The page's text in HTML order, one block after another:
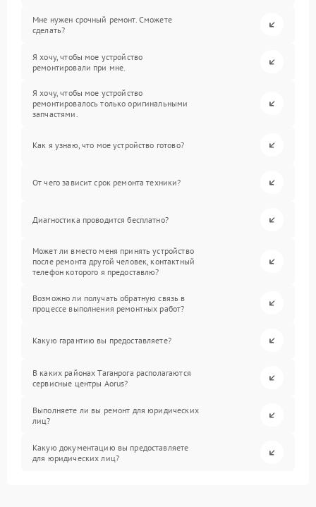
Мне нужен срочный ремонт. Сможете
сделать?
Я хочу, чтобы мое устройство
ремонтировали при мне.
Я хочу, чтобы мое устройство
ремонтировалось только оригинальными
запчастями.
Как я узнаю, что мое устройство готово?
От чего зависит срок ремонта техники?
Диагностика проводится бесплатно?
Может ли вместо меня принять устройство
после ремонта другой человек, контактный
телефон которого я предоставлю?
Возможно ли получать обратную связь в
процессе выполнения ремонтных работ?
Какую гарантию вы предоставляете?
В каких районах Таганрога располагаются
сервисные центры Aorus?
Выполняете ли вы ремонт для юридических
лиц?
Какую документацию вы предоставляете
для юридических лиц?